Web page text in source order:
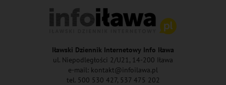
Iławski Dziennik Internetowy Info Iława
ul. Niepodległości 2/U21, 14-200 Iława
e-mail: kontakt@infoilawa.pl
tel. 500 530 427, 537 475 202